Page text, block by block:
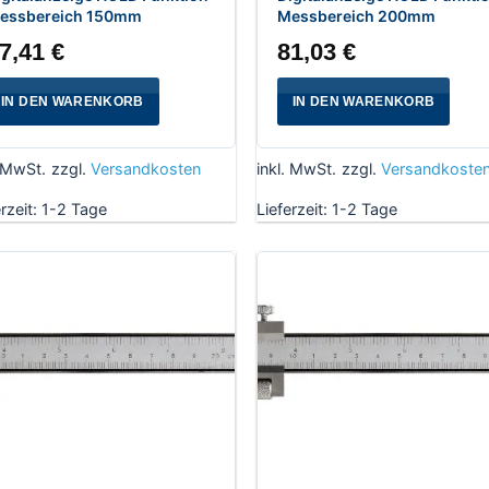
150mm
€
IN DEN WARENKORB
zzgl. Versandkosten
1-2 Tage
Messbereich 200mm
81,03 €
IN DEN WARENKORB
inkl. MwSt. zzgl.
Lieferzeit: 1-2 Tage